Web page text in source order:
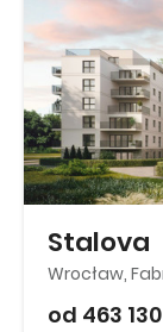
Stalova
Wrocław,
od 463 130